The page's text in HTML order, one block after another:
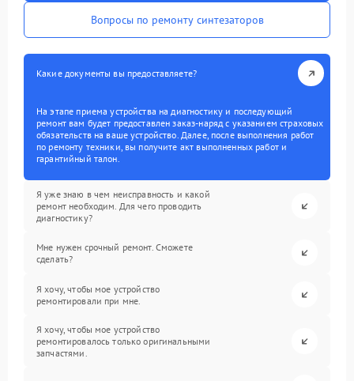
Вопросы по ремонту синтезаторов
Какие документы вы предоставляете?
На этапе приема устройства на диагностику и последующий
ремонт вам будет предоставлен заказ-наряд с указанием страховых
обязательств на ваше устройство. Далее, после выполнения работ
по ремонту техники, вы получите акт выполненных работ и
гарантийный талон.
Я уже знаю в чем неисправность и какой
ремонт необходим. Для чего проводить
диагностику?
Мне нужен срочный ремонт. Сможете
сделать?
Я хочу, чтобы мое устройство
ремонтировали при мне.
Я хочу, чтобы мое устройство
ремонтировалось только оригинальными
запчастями.